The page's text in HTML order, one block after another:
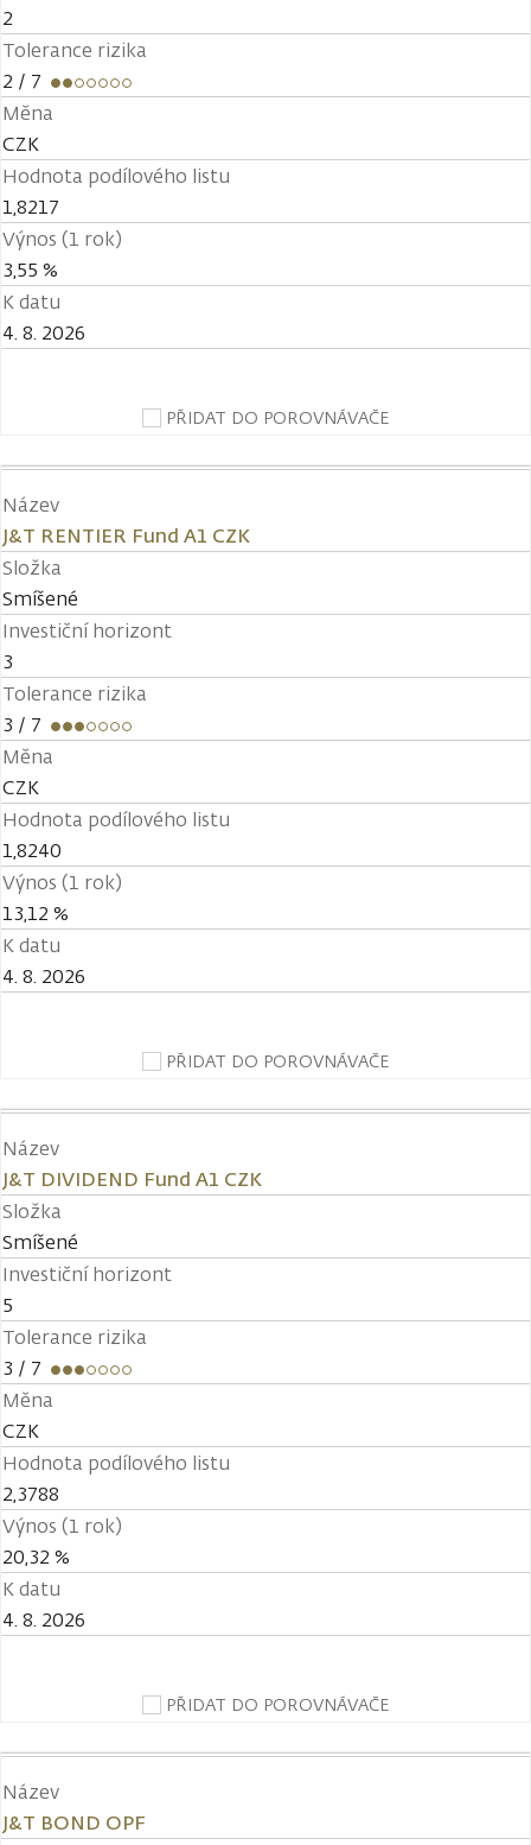
2
Tolerance rizika
2 / 7
Měna
CZK
Hodnota podílového listu
1,8217
Výnos (1 rok)
3,55 %
K datu
4. 8. 2026
PŘIDAT DO POROVNÁVAČE
Název
J&T RENTIER Fund A1 CZK
Složka
Smíšené
Investiční horizont
3
Tolerance rizika
3 / 7
Měna
CZK
Hodnota podílového listu
1,8240
Výnos (1 rok)
13,12 %
K datu
4. 8. 2026
PŘIDAT DO POROVNÁVAČE
Název
J&T DIVIDEND Fund A1 CZK
Složka
Smíšené
Investiční horizont
5
Tolerance rizika
3 / 7
Měna
CZK
Hodnota podílového listu
2,3788
Výnos (1 rok)
20,32 %
K datu
4. 8. 2026
PŘIDAT DO POROVNÁVAČE
Název
J&T BOND OPF